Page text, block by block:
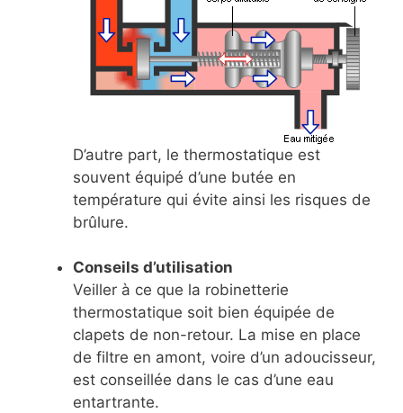
D’autre part, le thermostatique est
souvent équipé d’une butée en
température qui évite ainsi les risques de
brûlure.
Conseils d’utilisation
Veiller à ce que la robinetterie
thermostatique soit bien équipée de
clapets de non-retour. La mise en place
de filtre en amont, voire d’un adoucisseur,
est conseillée dans le cas d’une eau
entartrante.